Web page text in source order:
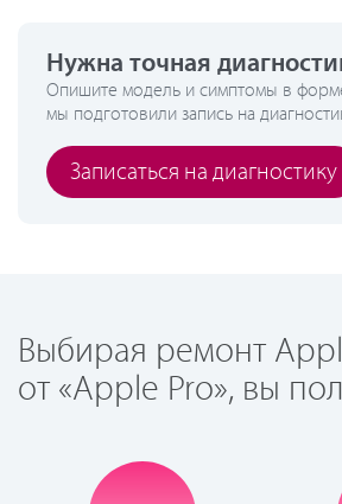
Нужна точная
Опишите модель и симптомы в
мы подготовили запись на
Записаться на диагностику
Выбирая ремонт
от «Apple Pro», вы